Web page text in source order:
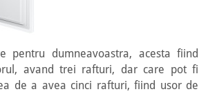
dumneavoastra, acesta fiind
avand trei rafturi, dar care pot fi
de a avea cinci rafturi, fiind usor de